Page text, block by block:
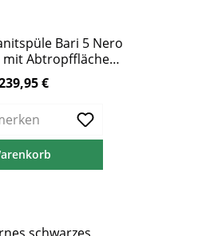
Bari 5 Nero
mit Abtropffläche
cm
€